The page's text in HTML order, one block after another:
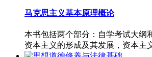
马克思主义基本原理概论
本书包括两个部分：自学考试大纲
资本主义的形成及其发展，资本主